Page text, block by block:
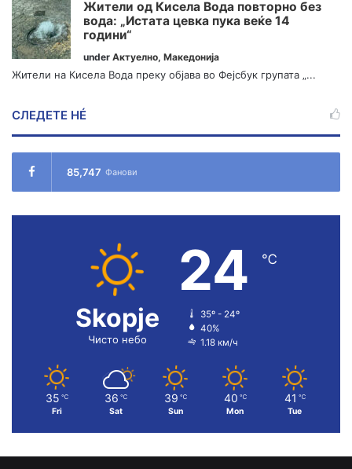
Жители од Кисела Вода повторно без
вода: „Истата цевка пука веќе 14
години“
under Актуелно, Македонија
Жители на Кисела Вода преку објава во Фејсбук групата „...
СЛЕДЕТЕ НÉ
85,747 Фанови
Skopje
Чисто небо
24 ℃
35º - 24º
40%
1.18 км/ч
35 ℃
Fri
36 ℃
Sat
39 ℃
Sun
40 ℃
Mon
41 ℃
Tue